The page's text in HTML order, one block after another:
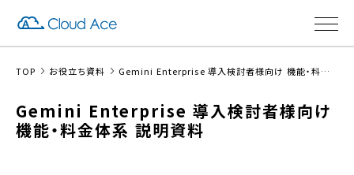
TOP お役立ち資料 Gemini Enterprise 導入検討者様向け 機能・料金体系 説明資料
Gemini Enterprise 導入検討者様向け
機能・料金体系 説明資料